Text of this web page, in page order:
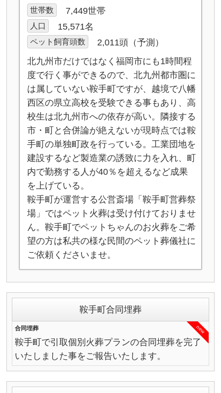
世帯数 7,449世帯
人口 15,571名
ペット飼育頭数
2,011頭（予測）
北九州市だけではなく福岡市にも1時間程
度で行く事ができるので、北九州都市圏に
は属していない鞍手町ですが、越境で八幡
西区の県立高校を受験できる事もあり、高
校生は北九州市への依存が高い。隣接する
市・町と合併論が絶えないが現時点では鞍
手町の単独町政を行っている。工業団地を
建設するなど製造業の誘致に力を入れ、町
内で勤務する人が40％を超えるなど成果
を上げている。
鞍手町が運営する公営斎場「鞍手町営葬祭
場」ではペット火葬は受け付けておりませ
ん。鞍手町でペットちゃんのお火葬をご希
望の方は私共の様な民間のペット葬儀社に
ご依頼くださいませ。
鞍手町合同埋葬
合同埋葬
鞍手町で引取個別火葬プランの合同埋葬を完了
いたしました事をご報告いたします。
new